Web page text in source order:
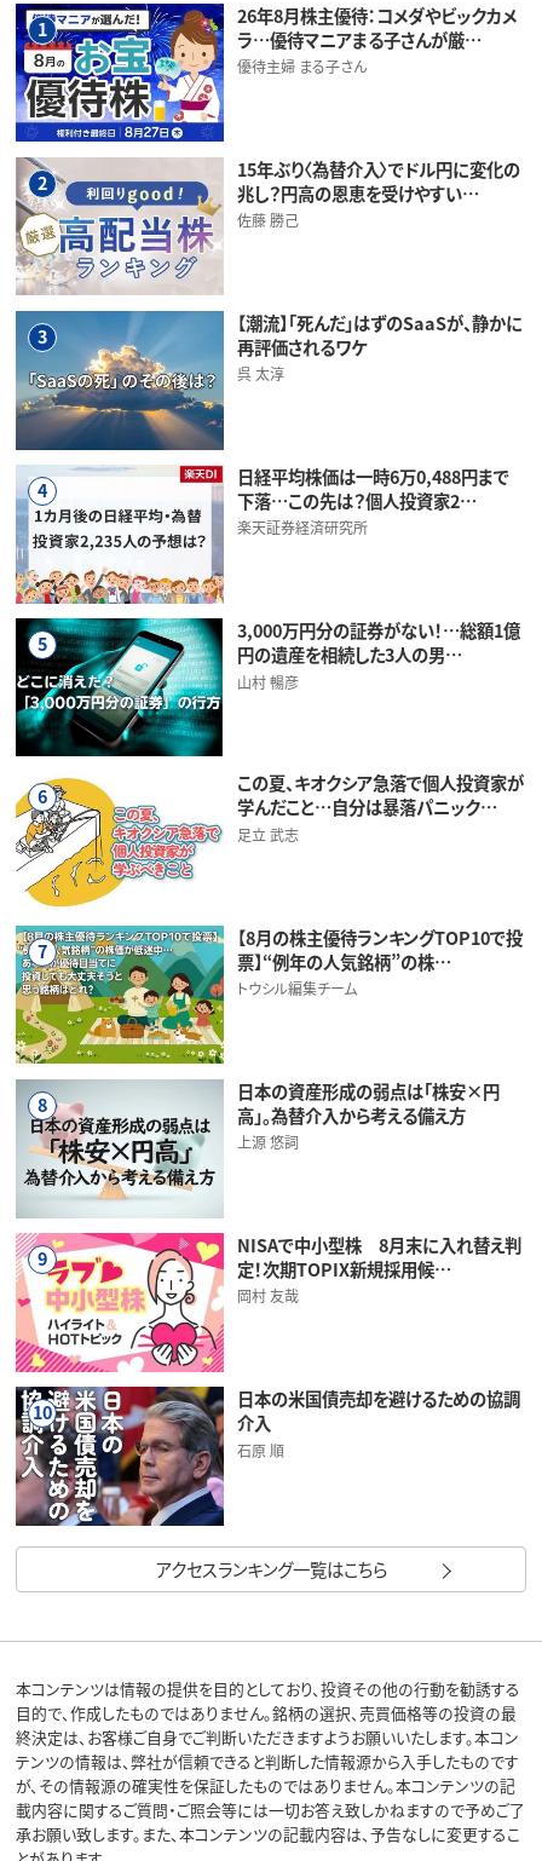
1
26年8月株主優待：コメダやビックカメ
ラ…優待マニアまる子さんが厳…
優待主婦 まる子さん
2
15年ぶり〈為替介入〉でドル円に変化の
兆し？円高の恩恵を受けやすい…
佐藤 勝己
3
【潮流】「死んだ」はずのSaaSが、静かに
再評価されるワケ
呉 太淳
4
日経平均株価は一時6万0,488円まで
下落…この先は？個人投資家2…
楽天証券経済研究所
5
3,000万円分の証券がない！…総額1億
円の遺産を相続した3人の男…
山村 暢彦
6
この夏、キオクシア急落で個人投資家が
学んだこと…自分は暴落パニック…
足立 武志
7
【8月の株主優待ランキングTOP10で投
票】“例年の人気銘柄”の株…
トウシル編集チーム
8
日本の資産形成の弱点は「株安×円
高」。為替介入から考える備え方
上源 悠詞
9
NISAで中小型株 8月末に入れ替え判
定！次期TOPIX新規採用候…
岡村 友哉
10
日本の米国債売却を避けるための協調
介入
石原 順
アクセスランキング一覧はこちら
本コンテンツは情報の提供を目的としており、投資その他の行動を勧誘する
目的で、作成したものではありません。銘柄の選択、売買価格等の投資の最
終決定は、お客様ご自身でご判断いただきますようお願いいたします。本コン
テンツの情報は、弊社が信頼できると判断した情報源から入手したものです
が、その情報源の確実性を保証したものではありません。本コンテンツの記
載内容に関するご質問・ご照会等には一切お答え致しかねますので予めご了
承お願い致します。また、本コンテンツの記載内容は、予告なしに変更するこ